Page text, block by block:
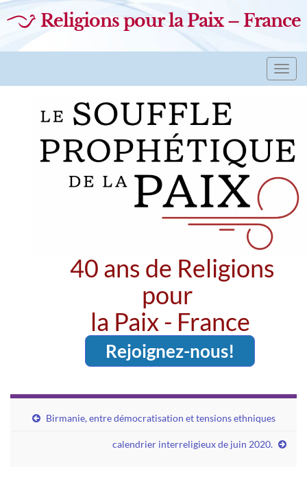
Religions pour la Paix – France
40 ans de Religions
pour
la Paix - France
Rejoignez-nous!
Birmanie, entre démocratisation et tensions ethniques
calendrier interreligieux de juin 2020.